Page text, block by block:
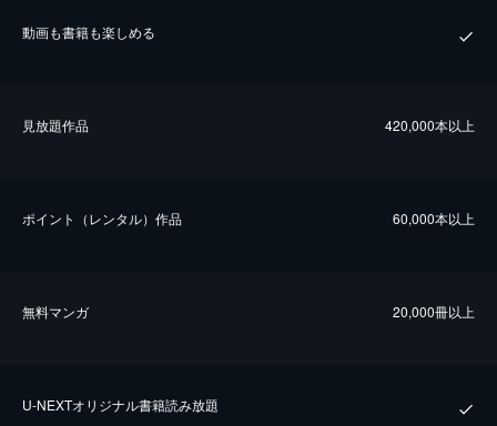
動画も書籍も楽しめる
⾒放題作品 420,000本以上
ポイント（レンタル）作品 60,000本以上
無料マンガ 20,000冊以上
U-NEXTオリジナル書籍読み放題